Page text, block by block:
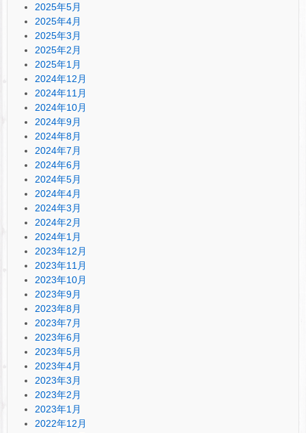
2025年5月
2025年4月
2025年3月
2025年2月
2025年1月
2024年12月
2024年11月
2024年10月
2024年9月
2024年8月
2024年7月
2024年6月
2024年5月
2024年4月
2024年3月
2024年2月
2024年1月
2023年12月
2023年11月
2023年10月
2023年9月
2023年8月
2023年7月
2023年6月
2023年5月
2023年4月
2023年3月
2023年2月
2023年1月
2022年12月